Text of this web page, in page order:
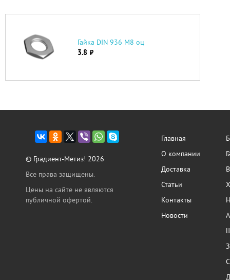
Гайка DIN 936 М8 оц
3.8 руб.
© Градиент-Метиз! 2026
Все права защищены.
Цены на сайте не являются
публичной офертой.
Главная
О компании
Доставка
Статьи
Контакты
Новости